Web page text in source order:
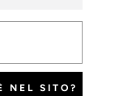
NEL SITO?